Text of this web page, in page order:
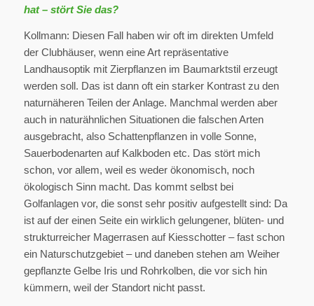
hat – stört Sie das?
Kollmann: Diesen Fall haben wir oft im direkten Umfeld
der Clubhäuser, wenn eine Art repräsentative
Landhausoptik mit Zierpflanzen im Baumarktstil erzeugt
werden soll. Das ist dann oft ein starker Kontrast zu den
naturnäheren Teilen der Anlage. Manchmal werden aber
auch in naturähnlichen Situationen die falschen Arten
ausgebracht, also Schattenpflanzen in volle Sonne,
Sauerbodenarten auf Kalkboden etc. Das stört mich
schon, vor allem, weil es weder ökonomisch, noch
ökologisch Sinn macht. Das kommt selbst bei
Golfanlagen vor, die sonst sehr positiv aufgestellt sind: Da
ist auf der einen Seite ein wirklich gelungener, blüten- und
strukturreicher Magerrasen auf Kiesschotter – fast schon
ein Naturschutzgebiet – und daneben stehen am Weiher
gepflanzte Gelbe Iris und Rohrkolben, die vor sich hin
kümmern, weil der Standort nicht passt.